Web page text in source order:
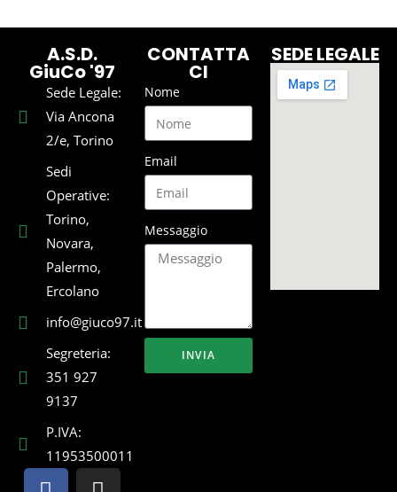
A.S.D.
GiuCo '97
Sede Legale:
Via Ancona
2/e, Torino
Sedi
Operative:
Torino,
Novara,
Palermo,
Ercolano
info@giuco97.it
Segreteria:
351 927
9137
P.IVA:
11953500011
CONTATTA
CI
Nome
Email
Messaggio
INVIA
SEDE LEGALE